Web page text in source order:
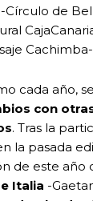
Círculo de
cada año,
con
. Tras la
la pasada
de este año
Italia -